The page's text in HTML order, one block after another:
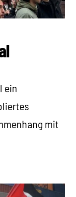
ein
mit